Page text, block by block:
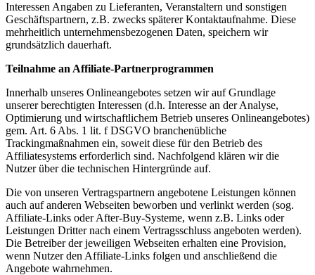
Interessen Angaben zu Lieferanten, Veranstaltern und sonstigen
Geschäftspartnern, z.B. zwecks späterer Kontaktaufnahme. Diese
mehrheitlich unternehmensbezogenen Daten, speichern wir
grundsätzlich dauerhaft.
Teilnahme an Affiliate-Partnerprogrammen
Innerhalb unseres Onlineangebotes setzen wir auf Grundlage
unserer berechtigten Interessen (d.h. Interesse an der Analyse,
Optimierung und wirtschaftlichem Betrieb unseres Onlineangebotes)
gem. Art. 6 Abs. 1 lit. f DSGVO branchenübliche
Trackingmaßnahmen ein, soweit diese für den Betrieb des
Affiliatesystems erforderlich sind. Nachfolgend klären wir die
Nutzer über die technischen Hintergründe auf.
Die von unseren Vertragspartnern angebotene Leistungen können
auch auf anderen Webseiten beworben und verlinkt werden (sog.
Affiliate-Links oder After-Buy-Systeme, wenn z.B. Links oder
Leistungen Dritter nach einem Vertragsschluss angeboten werden).
Die Betreiber der jeweiligen Webseiten erhalten eine Provision,
wenn Nutzer den Affiliate-Links folgen und anschließend die
Angebote wahrnehmen.